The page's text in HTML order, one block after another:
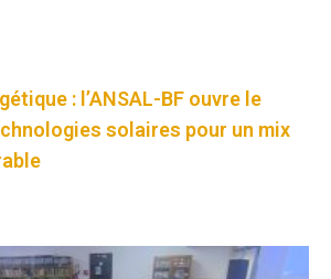
: l’ANSAL-BF ouvre le
solaires pour un mix